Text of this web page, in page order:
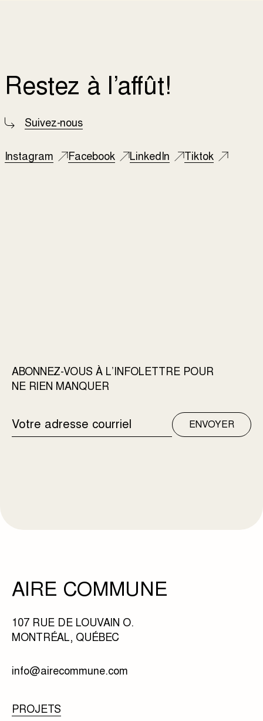
Restez à l’affût!
Suivez-nous
Instagram Facebook LinkedIn Tiktok
ABONNEZ-VOUS À L’INFOLETTRE POUR
NE RIEN MANQUER
ADRESSE
COURRIEL
ENVOYER
AIRE COMMUNE
107 RUE DE LOUVAIN O.
MONTRÉAL, QUÉBEC
info@airecommune.com
PROJETS